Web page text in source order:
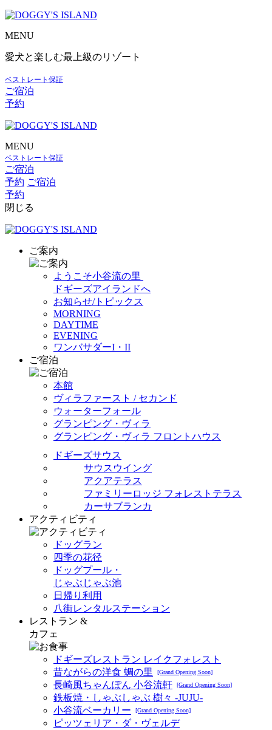
MENU
愛犬と楽しむ最上級のリゾート
ベストレート保証
ご宿泊
予約
MENU
ベストレート保証
ご宿泊
予約 ご宿泊
予約
閉じる
ご案内
ようこそ小谷流の里
ドギーズアイランドへ
お知らせ/トピックス
MORNING
DAYTIME
EVENING
ワンバサダーI・II
ご宿泊
本館
ヴィラファースト / セカンド
ウォーターフォール
グランピング・ヴィラ
グランピング・ヴィラ フロントハウス
ドギーズサウス
サウスウイング
アクアテラス
ファミリーロッジ フォレストテラス
カーサブランカ
アクティビティ
ドッグラン
四季の花径
ドッグプール・
じゃぶじゃぶ池
日帰り利用
八街レンタルステーション
レストラン &
カフェ
ドギーズレストラン レイクフォレスト
昔ながらの洋食 蜩の里
[Grand Opening Soon]
長崎風ちゃんぽん 小谷流軒 [Grand Opening Soon]
鉄板焼・しゃぶしゃぶ 樹々 -JUJU-
小谷流ベーカリー
[Grand Opening Soon]
ピッツェリア・ダ・ヴェルデ